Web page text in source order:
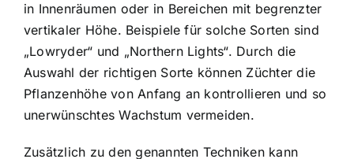
in Innenräumen oder in Bereichen mit begrenzter
vertikaler Höhe. Beispiele für solche Sorten sind
„Lowryder“ und „Northern Lights“. Durch die
Auswahl der richtigen Sorte können Züchter die
Pflanzenhöhe von Anfang an kontrollieren und so
unerwünschtes Wachstum vermeiden.
Zusätzlich zu den genannten Techniken kann